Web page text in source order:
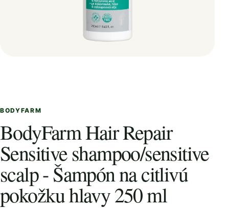
BODYFARM
BodyFarm Hair Repair
Sensitive shampoo/sensitive
scalp - Šampón na citlivú
pokožku hlavy 250 ml